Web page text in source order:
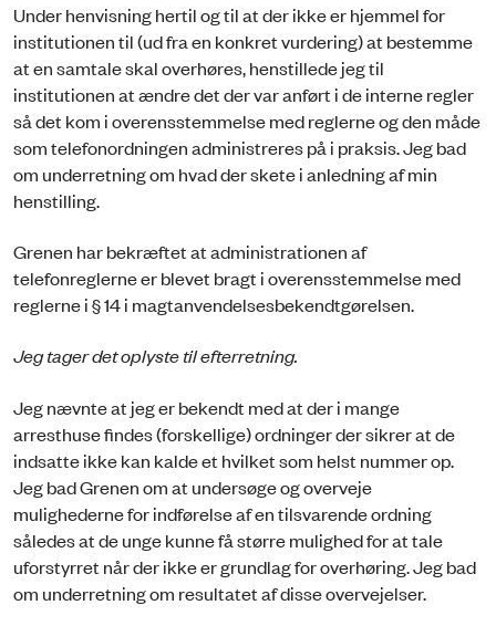
Under henvisning hertil og til at der ikke er hjemmel for
institutionen til (ud fra en konkret vurdering) at bestemme
at en samtale skal overhøres, henstillede jeg til
institutionen at ændre det der var anført i de interne regler
så det kom i overensstemmelse med reglerne og den måde
som telefonordningen administreres på i praksis. Jeg bad
om underretning om hvad der skete i anledning af min
henstilling.
Grenen har bekræftet at administrationen af
telefonreglerne er blevet bragt i overensstemmelse med
reglerne i § 14 i magtanvendelsesbekendtgørelsen.
Jeg tager det oplyste til efterretning.
Jeg nævnte at jeg er bekendt med at der i mange
arresthuse findes (forskellige) ordninger der sikrer at de
indsatte ikke kan kalde et hvilket som helst nummer op.
Jeg bad Grenen om at undersøge og overveje
mulighederne for indførelse af en tilsvarende ordning
således at de unge kunne få større mulighed for at tale
uforstyrret når der ikke er grundlag for overhøring. Jeg bad
om underretning om resultatet af disse overvejelser.